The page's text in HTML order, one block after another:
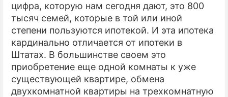
цифра, которую нам сегодня дают, это 800
тысяч семей, которые в той или иной
степени пользуются ипотекой. И эта ипотека
кардинально отличается от ипотеки в
Штатах. В большинстве своем это
приобретение еще одной комнаты к уже
существующей квартире, обмена
двухкомнатной квартиры на трехкомнатную